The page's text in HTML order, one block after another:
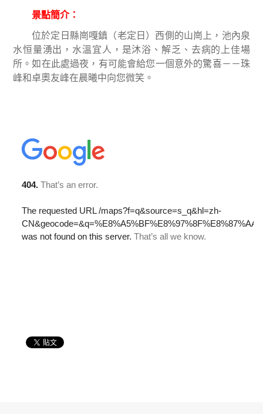
景點簡介：
位於定日縣崗嘎鎮（老定日）西側的山崗上，池內泉
水恒量湧出，水溫宜人，是沐浴、解乏、去病的上佳場
所。如在此處過夜，有可能會給您一個意外的驚喜－－珠
峰和卓奧友峰在晨曦中向您微笑。